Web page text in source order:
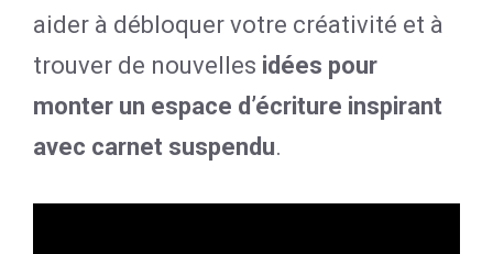
aider à débloquer votre créativité et à
trouver de nouvelles idées pour
monter un espace d’écriture inspirant
avec carnet suspendu.